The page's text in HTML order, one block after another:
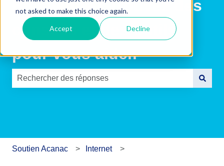
not asked to make this choice again.
Accept Decline
Bienvenue ! Trouvez des
conseils et des outils
pour vous aider.
Soutien Acanac Internet